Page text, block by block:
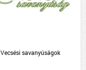
Vecsési savanyúságok